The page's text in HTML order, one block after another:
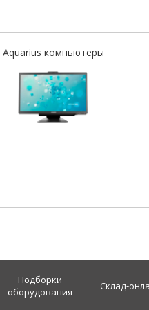
Aquarius компьютеры
Подборки
оборудования
Склад-